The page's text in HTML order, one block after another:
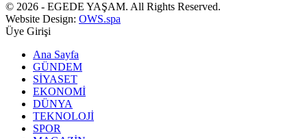
© 2026 - EGEDE YAŞAM. All Rights Reserved.
Website Design: OWS.spa
Üye Girişi
Ana Sayfa
GÜNDEM
SİYASET
EKONOMİ
DÜNYA
TEKNOLOJİ
SPOR